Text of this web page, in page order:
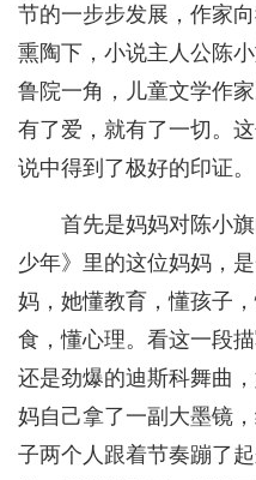
节的一步步发展，作家
熏陶下，小说主人公陈
鲁院一角，儿童文学作
有了爱，就有了一切。
说中得到了极好的印证。
首先是妈妈对陈小
少年》里的这位妈妈，
妈，她懂教育，懂孩子
食，懂心理。看这一段
还是劲爆的迪斯科舞曲
妈自己拿了一副大墨镜
子两个人跟着节奏蹦了